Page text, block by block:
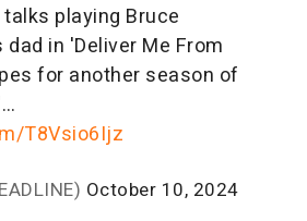
playing Bruce
in 'Deliver Me From
for another season of
T8Vsio6Ijz
October 10, 2024